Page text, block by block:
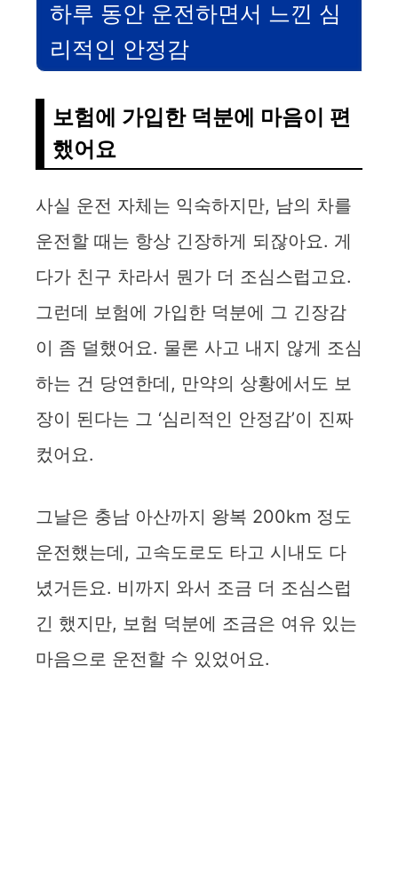
하루 동안 운전하면서 느낀 심
리적인 안정감
보험에 가입한 덕분에 마음이 편
했어요
사실 운전 자체는 익숙하지만, 남의 차를
운전할 때는 항상 긴장하게 되잖아요. 게
다가 친구 차라서 뭔가 더 조심스럽고요.
그런데 보험에 가입한 덕분에 그 긴장감
이 좀 덜했어요. 물론 사고 내지 않게 조심
하는 건 당연한데, 만약의 상황에서도 보
장이 된다는 그 ‘심리적인 안정감’이 진짜
컸어요.
그날은 충남 아산까지 왕복 200km 정도
운전했는데, 고속도로도 타고 시내도 다
녔거든요. 비까지 와서 조금 더 조심스럽
긴 했지만, 보험 덕분에 조금은 여유 있는
마음으로 운전할 수 있었어요.